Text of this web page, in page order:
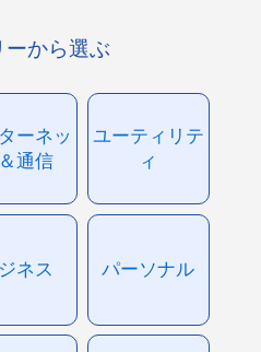
ーから選ぶ
ーネッ
通信
ユーティリテ
ィ
ネス パーソナル